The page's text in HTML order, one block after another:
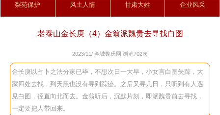
梨苑保护 风土人情 甘肃大姓 企业风采
老泰山金长庚（4）金翁派魏贵去寻找白图
2023/11/ 金城魏氏网 浏览702次
金长庚以占卜之法分家已毕，不想次日一大早，小女言白图失踪，大
家四处去找，到天黑也没有寻到踪迹。之后又寻几日，只听到有人遇
见白图，径直向北而去。金翁听后，沉默片刻，即派魏贵前去寻找，
一定要把人带回来。